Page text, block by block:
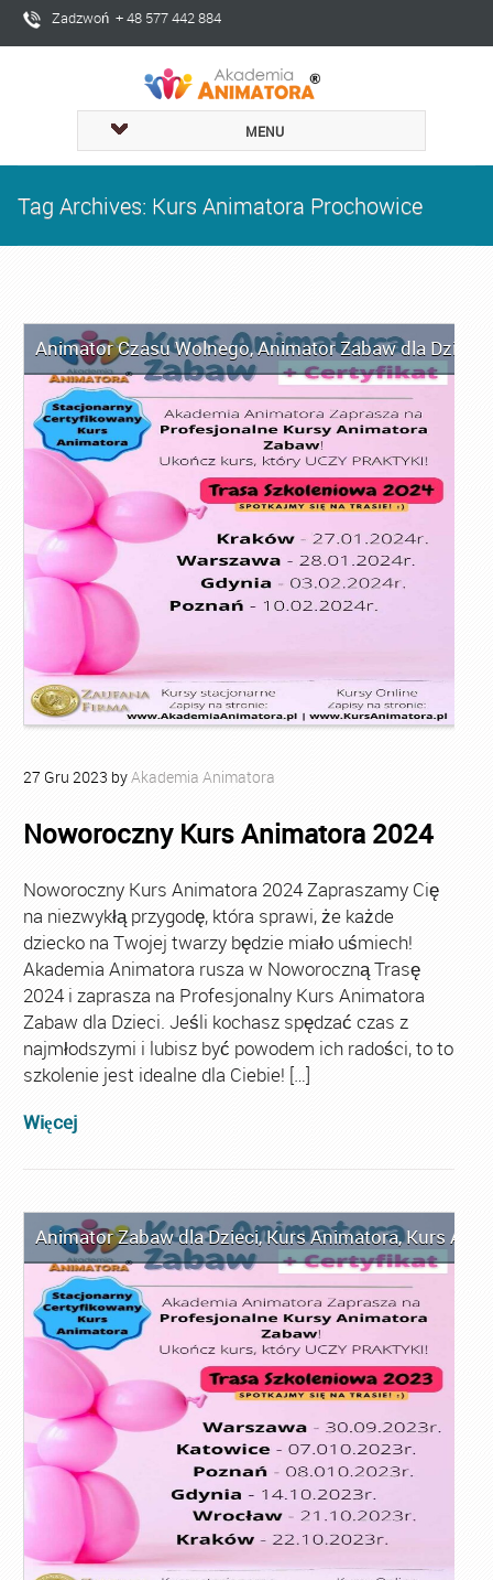
Zadzwoń + 48 577 442 884
MENU
Tag Archives: Kurs Animatora Prochowice
Animator Czasu Wolnego,Animator Zabaw dla Dzieci
27 Gru 2023 byAkademia Animatora
Noworoczny Kurs Animatora 2024
Noworoczny Kurs Animatora 2024 Zapraszamy Cię
na niezwykłą przygodę, która sprawi, że każde
dziecko na Twojej twarzy będzie miało uśmiech!
Akademia Animatora rusza w Noworoczną Trasę
2024 i zaprasza na Profesjonalny Kurs Animatora
Zabaw dla Dzieci. Jeśli kochasz spędzać czas z
najmłodszymi i lubisz być powodem ich radości, to to
szkolenie jest idealne dla Ciebie! […]
Więcej
Animator Zabaw dla Dzieci,Kurs Animatora,Kurs